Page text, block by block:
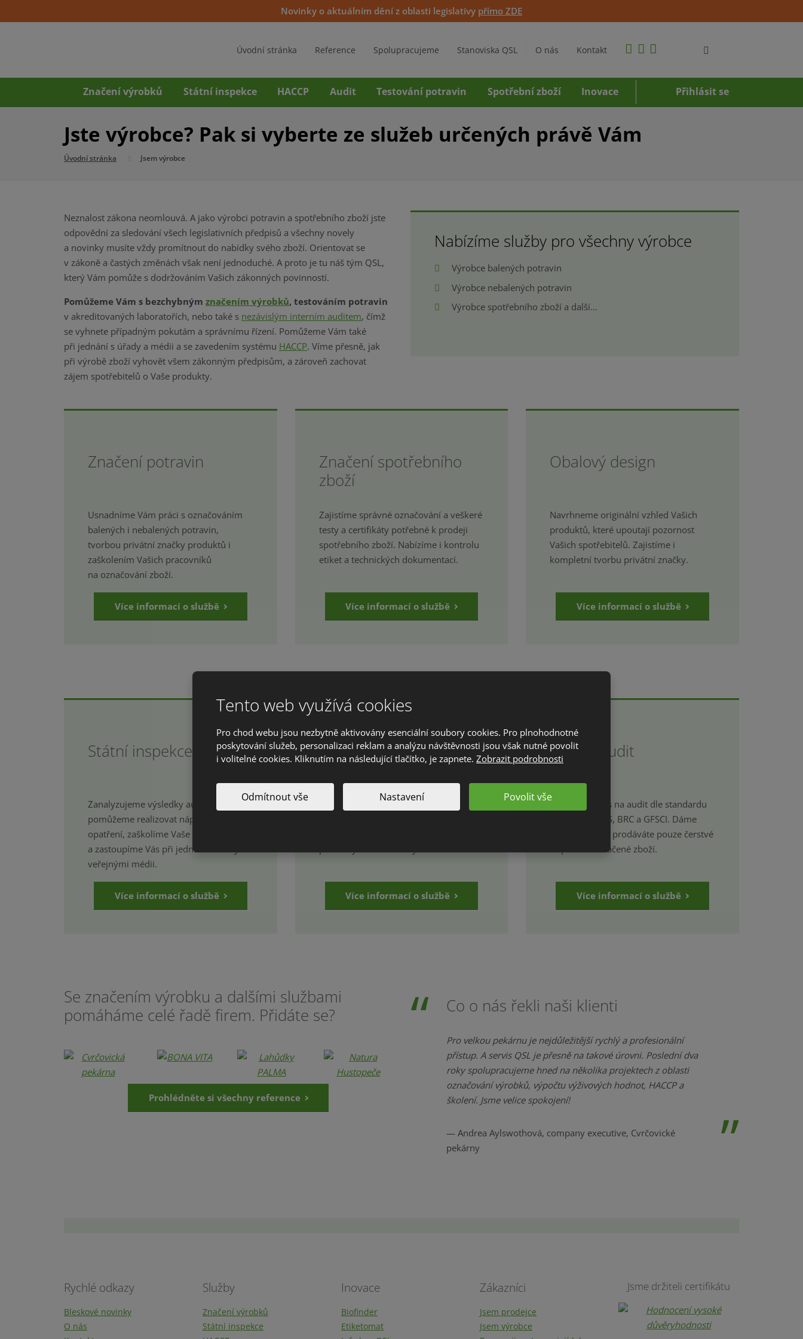
Novinky o aktuálním dění z oblasti legislativy přímo ZDE
Úvodní stránka Reference Spolupracujeme Stanoviska QSL O nás Kontakt
Značení výrobků Státní inspekce HACCP Audit Testování potravin Spotřební zboží Inovace Přihlásit se
Jste výrobce? Pak si vyberte ze služeb určených právě Vám
Úvodní stránka Jsem výrobce
Neznalost zákona neomlouvá. A jako výrobci potravin a spotřebního zboží jste
odpovědní za sledování všech legislativních předpisů a všechny novely
a novinky musíte vždy promítnout do nabídky svého zboží. Orientovat se
v zákoně a častých změnách však není jednoduché. A proto je tu náš tým QSL,
který Vám pomůže s dodržováním Vašich zákonných povinností.
Pomůžeme Vám s bezchybným značením výrobků, testováním potravin
v akreditovaných laboratořích, nebo také s nezávislým interním auditem, čímž
se vyhnete případným pokutám a správnímu řízení. Pomůžeme Vám také
při jednání s úřady a médii a se zavedením systému HACCP. Víme přesně, jak
při výrobě zboží vyhovět všem zákonným předpisům, a zároveň zachovat
zájem spotřebitelů o Vaše produkty.
Nabízíme služby pro všechny výrobce
Výrobce balených potravin
Výrobce nebalených potravin
Výrobce spotřebního zboží a další…
Značení potravin
Usnadníme Vám práci s označováním
balených i nebalených potravin,
tvorbou privátní značky produktů i
zaškolením Vašich pracovníků
na označování zboží.
Více informací o službě
Značení spotřebního
zboží
Zajistíme správné označování a veškeré
testy a certifikáty potřebné k prodeji
spotřebního zboží. Nabízíme i kontrolu
etiket a technických dokumentací.
Více informací o službě
Obalový design
Navrhneme originální vzhled Vašich
produktů, které upoutají pozornost
Vašich spotřebitelů. Zajistíme i
kompletní tvorbu privátní značky.
Více informací o službě
Státní inspekce
Zanalyzujeme výsledky auditů,
pomůžeme realizovat nápravná
opatření, zaškolíme Vaše zaměstnance
a zastoupíme Vás při jednání s úřady a
veřejnými médii.
Více informací o službě
Zavedení systému
HACCP
Nabízíme komplexní poradenství v
Více informací o službě
Interní audit
Připravíme Vás na audit dle standardu
ISO 22 000, IFS, BRC a GFSCI. Dáme
Vám jistotu, že prodáváte pouze čerstvé
a správně označené zboží.
Více informací o službě
Se značením výrobku a dalšími službami
pomáháme celé řadě firem. Přidáte se?
Prohlédněte si všechny reference
Co o nás řekli naši klienti
Pro velkou pekárnu je nejdůležitější rychlý a profesionální
přístup. A servis QSL je přesně na takové úrovni. Poslední dva
roky spolupracujeme hned na několika projektech z oblasti
označování výrobků, výpočtu výživových hodnot, HACCP a
školení. Jsme velice spokojení!
Andrea Aylswothová, company executive, Cvrčovické
pekárny
Rychlé odkazy
Bleskové novinky
O nás
Služby
Značení výrobků
Státní inspekce
Inovace
Biofinder
Etiketomat
Zákazníci
Jsem prodejce
Jsem výrobce
Jsme držiteli certifikátu
Tento web využívá cookies
Pro chod webu jsou nezbytně aktivovány esenciální soubory cookies. Pro plnohodnotné
poskytování služeb, personalizaci reklam a analýzu návštěvnosti jsou však nutné povolit
i volitelné cookies. Kliknutím na následující tlačítko, je zapnete. Zobrazit podrobnosti
Odmítnout vše Nastavení Povolit vše